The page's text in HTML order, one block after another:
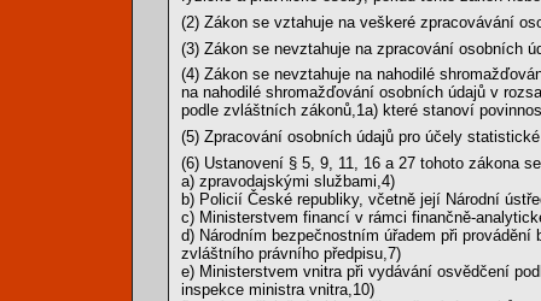
(2) Zákon se vztahuje na veškeré zpracovávání
(3) Zákon se nevztahuje na zpracování osobních
(4) Zákon se nevztahuje na nahodilé
na nahodilé shromažďování osobních údajů v
podle zvláštních zákonů,1a) které stanoví
(5) Zpracování osobních údajů pro účely
(6) Ustanovení § 5, 9, 11, 16 a 27 tohoto zákona
a) zpravodajskými službami,4)
b) Policií České republiky, včetně její Národní
c) Ministerstvem financí v rámci finančně-
d) Národním bezpečnostním úřadem při
zvláštního právního předpisu,7)
e) Ministerstvem vnitra při vydávání osvědčení
inspekce ministra vnitra,10)